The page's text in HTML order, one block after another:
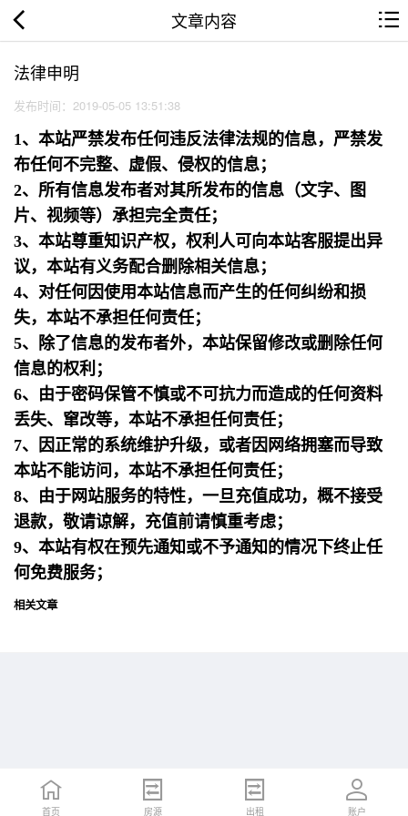
文章内容
法律申明
发布时间：2019-05-05 13:51:38
1、本站严禁发布任何违反法律法规的信息，严禁发
布任何不完整、虚假、侵权的信息；
2、所有信息发布者对其所发布的信息（文字、图
片、视频等）承担完全责任；
3、本站尊重知识产权，权利人可向本站客服提出异
议，本站有义务配合删除相关信息；
4、对任何因使用本站信息而产生的任何纠纷和损
失，本站不承担任何责任；
5、除了信息的发布者外，本站保留修改或删除任何
信息的权利；
6、由于密码保管不慎或不可抗力而造成的任何资料
丢失、窜改等，本站不承担任何责任；
7、因正常的系统维护升级，或者因网络拥塞而导致
本站不能访问，本站不承担任何责任；
8、由于网站服务的特性，一旦充值成功，概不接受
退款，敬请谅解，充值前请慎重考虑；
9、本站有权在预先通知或不予通知的情况下终止任
何免费服务；
相关文章
首页 招聘 简历 账户
首页 房源 出租 账户